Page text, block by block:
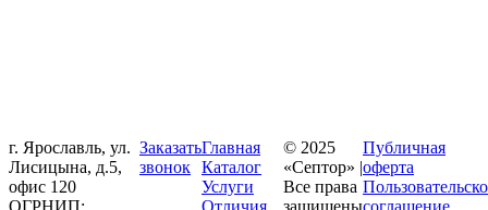
г. Ярославль, ул.
Лисицына, д.5,
офис 120
Заказать
звонок
Главная
Каталог
Услуги
© 2025
«Септор» |
Все права
Публичная
оферта